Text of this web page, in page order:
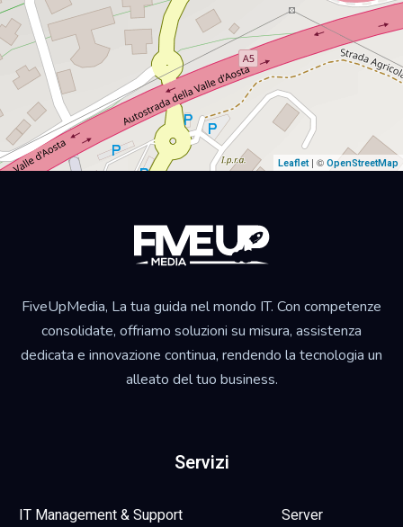
Leaflet| ©OpenStreetMap
FiveUpMedia, La tua guida nel mondo IT. Con competenze
consolidate, offriamo soluzioni su misura, assistenza
dedicata e innovazione continua, rendendo la tecnologia un
alleato del tuo business.
Servizi
IT Management & Support
Server